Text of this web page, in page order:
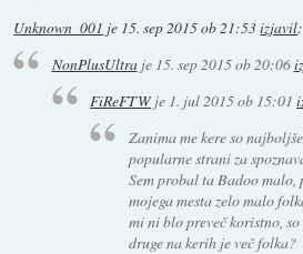
Unknown_001 je 15. sep 2015 ob 21:53izjavil:
NonPlusUltraje 15. sep 2015 ob 20:06
FiReFTWje 1. jul 2015 ob 15:01
Zanima me kere so
popularne strani za
Sem probal ta Badoo malo,
mojega mesta zelo malo
mi ni blo preveč koristno, so
druge na kerih je več folka?